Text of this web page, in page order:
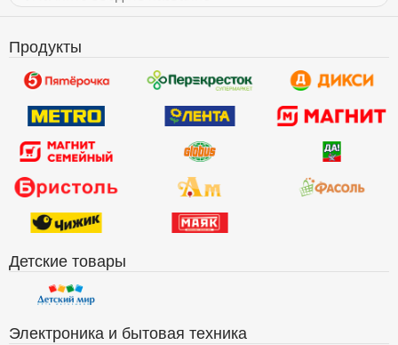
Продукты
Детские товары
Электроника и бытовая техника